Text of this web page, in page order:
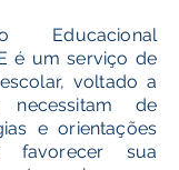
Educacional
é um serviço de
voltado a
necessitam de
e orientações
favorecer sua